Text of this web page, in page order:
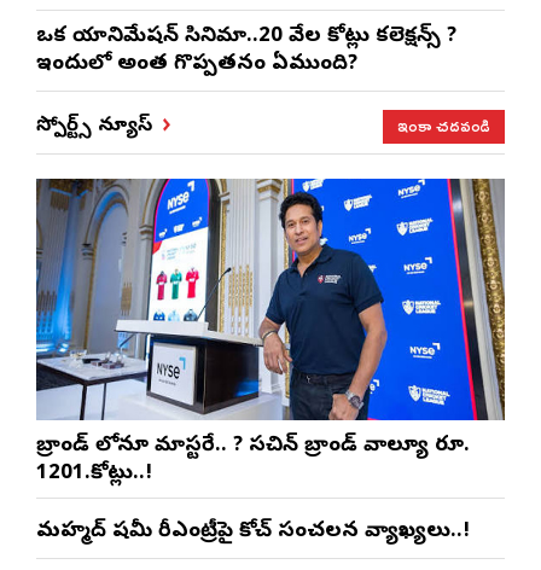
ఒక యానిమేషన్ సినిమా..20 వేల కోట్లు కలెక్షన్స్ ?
ఇందులో అంత గొప్పతనం ఏముంది?
స్పోర్ట్స్ న్యూస్ ఇంకా చదవండి
బ్రాండ్ లోనూ మాస్టరే.. ? సచిన్ బ్రాండ్ వాల్యూ రూ.
1201.కోట్లు..!
మహ్మద్ షమీ రీఎంట్రీపై కోచ్ సంచలన వ్యాఖ్యలు..!